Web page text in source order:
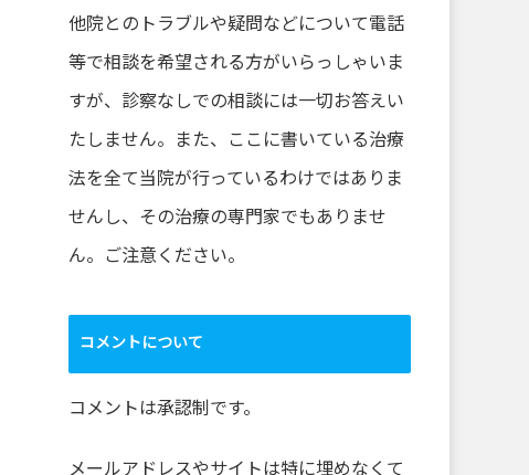
他院とのトラブルや疑問などについて電話
等で相談を希望される方がいらっしゃいま
すが、診察なしでの相談には一切お答えい
たしません。また、ここに書いている治療
法を全て当院が行っているわけではありま
せんし、その治療の専門家でもありませ
ん。ご注意ください。
コメントについて
コメントは承認制です。
メールアドレスやサイトは特に埋めなくて